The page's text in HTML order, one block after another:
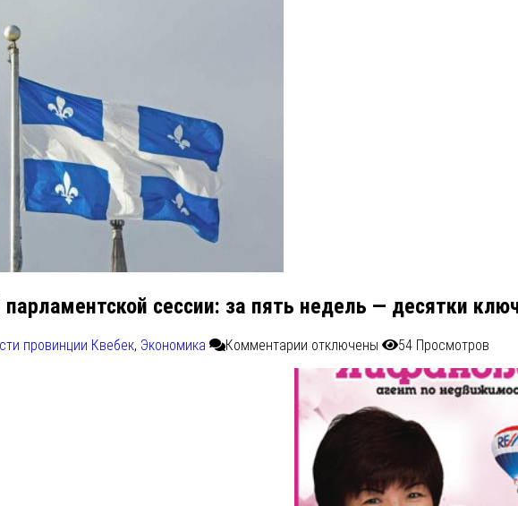
сессии: за пять недель — десятки
провинции Квебек, Экономика Комментарии отключены 54 Просмотров